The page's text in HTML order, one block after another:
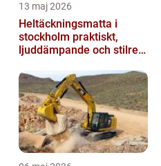
13 maj 2026
Heltäckningsmatta i
stockholm praktiskt,
ljuddämpande och stilrent